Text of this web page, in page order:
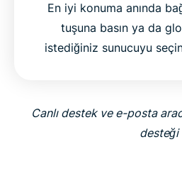
En iyi konuma anında
tuşuna basın ya da
istediğiniz sunucuyu
Canlı destek ve e-posta
desteği